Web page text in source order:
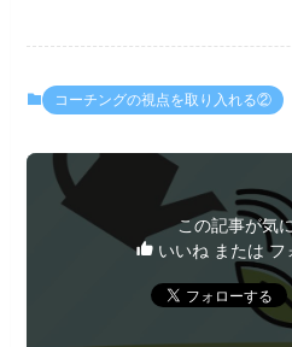
コーチングの視点を取り入れる②
この記事が気
いいね または フ